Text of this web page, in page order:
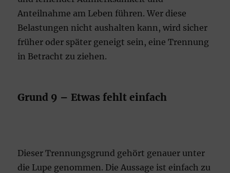
Anteilnahme am Leben führen. Wer diese
Belastungen nicht aushalten kann, wird sicher
früher oder später geneigt sein, eine Trennung
in Betracht zu ziehen.
Grund 9 – Etwas fehlt einfach
Dieser Trennungsgrund gehört genauer unter
die Lupe genommen. Die Aussage ist einfach zu